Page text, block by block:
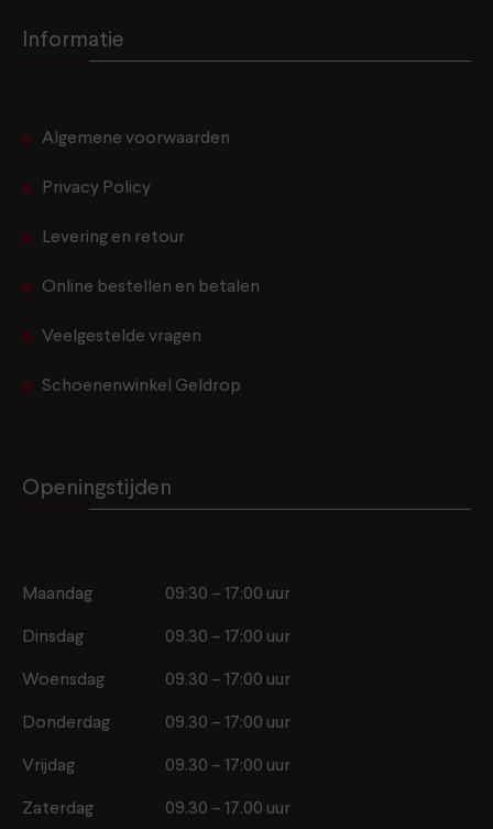
Informatie
Algemene voorwaarden
Privacy Policy
Levering en retour
Online bestellen en betalen
Veelgestelde vragen
Schoenenwinkel Geldrop
Openingstijden
Maandag 09:30 – 17:00 uur
Dinsdag 09.30 – 17:00 uur
Woensdag 09.30 – 17:00 uur
Donderdag 09.30 – 17:00 uur
Vrijdag 09.30 – 17:00 uur
Zaterdag 09.30 – 17.00 uur